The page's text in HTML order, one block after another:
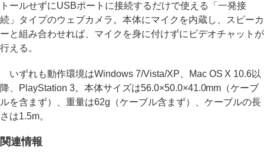
トールせずにUSBポートに接続するだけで使える「一発接
続」タイプのウェブカメラ。本体にマイクを内蔵し、スピーカ
ーと組み合わせれば、マイクを身に付けずにビデオチャットが
行える。
いずれも動作環境はWindows 7/Vista/XP、Mac OS X 10.6以
降、PlayStation 3。本体サイズは56.0×50.0×41.0mm（ケーブ
ルを含まず）、重量は62g（ケーブル含まず）、ケーブルの長
さは1.5m。
関連情報